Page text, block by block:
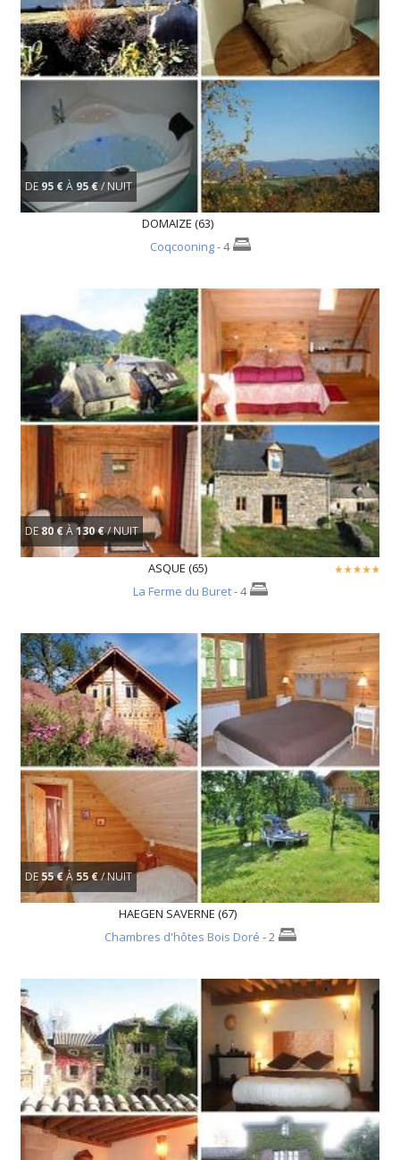
DE 95 €À 95 €/ NUIT
DOMAIZE (63)
Coqcooning- 4
DE80 €À130 €/ NUIT
ASQUE (65)
La Ferme du Buret- 4
DE 55 €À 55 €/ NUIT
HAEGEN SAVERNE (67)
Chambres d'hôtes Bois Doré - 2